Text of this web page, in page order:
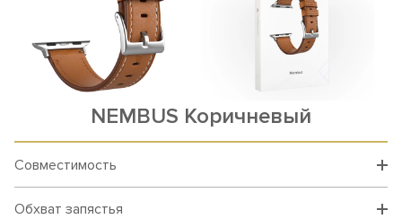
NEMBUS Коричневый
Совместимость
Обхват запястья